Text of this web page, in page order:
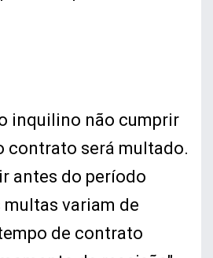
inquilino não cumprir
contrato será multado.
antes do período
variam de
de contrato